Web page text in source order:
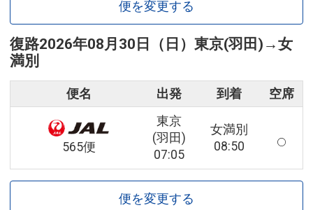
便を変更する
復路2026年08月30日（日） 東京(羽田) →女
満別
便名 出発 到着 空席
565便
東京
(羽田)
07:05
女満別
08:50
便を変更する